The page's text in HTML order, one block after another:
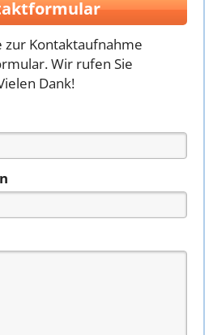
zur Kontaktaufnahme
Wir rufen Sie
Dank!